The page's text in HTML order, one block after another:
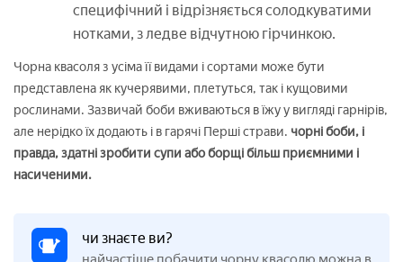
специфічний і відрізняється солодкуватими
нотками, з ледве відчутною гірчинкою.
Чорна квасоля з усіма її видами і сортами може бути
представлена як кучерявими, плетуться, так і кущовими
рослинами. Зазвичай боби вживаються в їжу у вигляді гарнірів,
але нерідко їх додають і в гарячі Перші страви. чорні боби, і
правда, здатні зробити супи або борщі більш приємними і
насиченими.
чи знаєте ви?